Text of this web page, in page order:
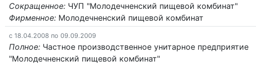
Сокращенное: ЧУП "Молодечненский пищевой комбинат"
Фирменное: Молодечненский пищевой комбинат
c 18.04.2008 по 09.09.2009
Полное: Частное производственное унитарное предприятие
"Молодечненский пищевой комбинат"